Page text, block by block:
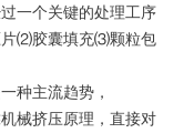
一个关键的处理工序
⑵胶囊填充⑶颗粒包
种主流趋势，
械挤压原理，直接对